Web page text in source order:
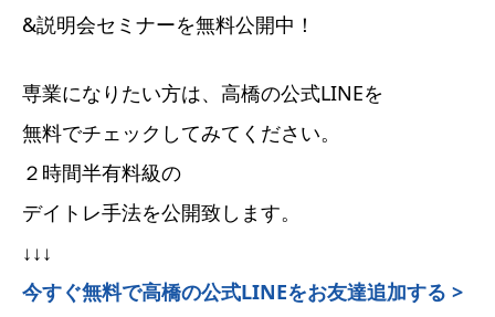
&説明会セミナーを無料公開中！
専業になりたい方は、高橋の公式LINEを
無料でチェックしてみてください。
２時間半有料級の
デイトレ手法を公開致します。
↓↓↓
今すぐ無料で高橋の公式LINEをお友達追加する >